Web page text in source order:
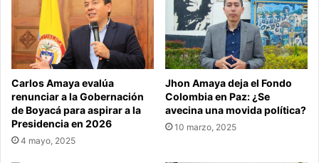
Carlos Amaya evalúa
renunciar a la Gobernación
de Boyacá para aspirar a la
Presidencia en 2026
4 mayo, 2025
Jhon Amaya deja el Fondo
Colombia en Paz: ¿Se
avecina una movida política?
10 marzo, 2025